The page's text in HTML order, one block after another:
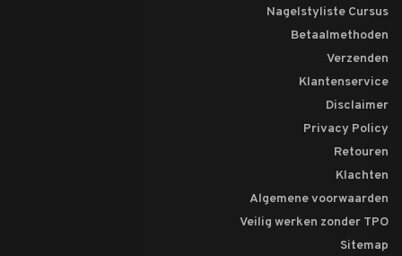
Nagelstyliste Cursus
Betaalmethoden
Verzenden
Klantenservice
Disclaimer
Privacy Policy
Retouren
Klachten
Algemene voorwaarden
Veilig werken zonder TPO
Sitemap